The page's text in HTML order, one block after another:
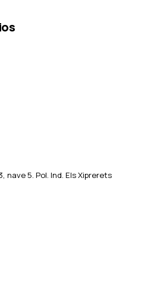
nave 5. Pol. Ind. Els Xiprerets